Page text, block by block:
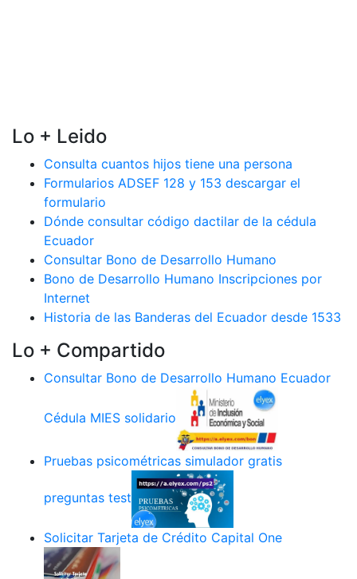
Lo + Leido
Consulta cuantos hijos tiene una persona
Formularios ADSEF 128 y 153 descargar el
formulario
Dónde consultar código dactilar de la cédula
Ecuador
Consultar Bono de Desarrollo Humano
Bono de Desarrollo Humano Inscripciones por
Internet
Historia de las Banderas del Ecuador desde 1533
Lo + Compartido
Consultar Bono de Desarrollo Humano Ecuador
Cédula MIES solidario
Pruebas psicométricas simulador gratis
preguntas test
Solicitar Tarjeta de Crédito Capital One